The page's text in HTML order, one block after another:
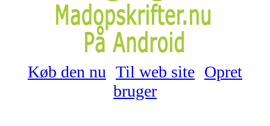
Køb den nu Til web site Opret
bruger